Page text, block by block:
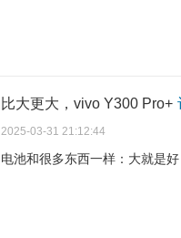
比大更大，vivo Y300 Pro+
2025-03-31 21:12:44
电池和很多东西一样：大就是好